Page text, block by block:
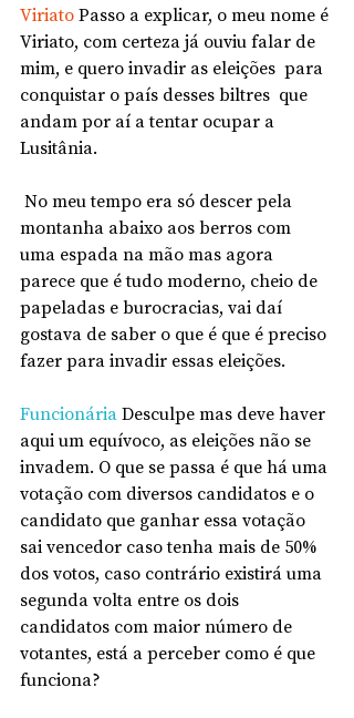
Viriato Passo a explicar, o meu nome é
Viriato, com certeza já ouviu falar de
mim, e quero invadir as eleições  para
conquistar o país desses biltres  que
andam por aí a tentar ocupar a
Lusitânia.
montanha abaixo aos berros com
uma espada na mão mas agora
parece que é tudo moderno, cheio de
papeladas e burocracias, vai daí
gostava de saber o que é que é preciso
fazer para invadir essas eleições.
Funcionária Desculpe mas deve haver
aqui um equívoco, as eleições não se
invadem. O que se passa é que há uma
votação com diversos candidatos e o
candidato que ganhar essa votação
sai vencedor caso tenha mais de 50%
dos votos, caso contrário existirá uma
segunda volta entre os dois
candidatos com maior número de
votantes, está a perceber como é que
funciona?